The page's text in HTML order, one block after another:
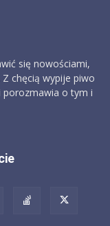
się nowościami,
chęcią wypije piwo
o tym i